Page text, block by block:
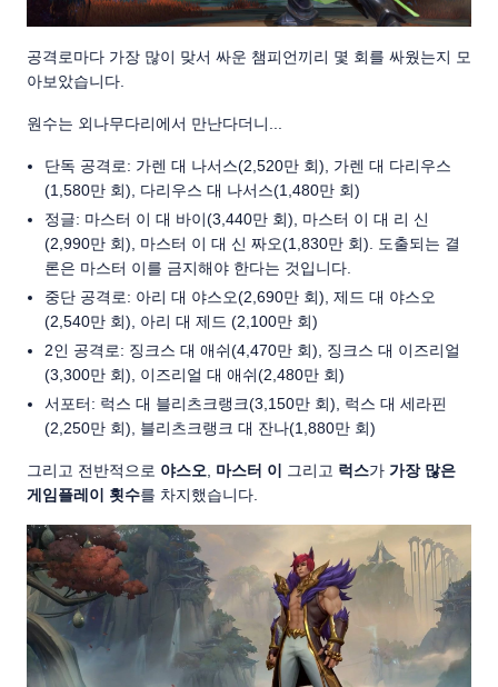
공격로마다 가장 많이 맞서 싸운 챔피언끼리 몇 회를 싸웠는지 모
아보았습니다.
원수는 외나무다리에서 만난다더니...
단독 공격로: 가렌 대 나서스(2,520만 회), 가렌 대 다리우스
(1,580만 회), 다리우스 대 나서스(1,480만 회)
정글: 마스터 이 대 바이(3,440만 회), 마스터 이 대 리 신
(2,990만 회), 마스터 이 대 신 짜오(1,830만 회). 도출되는 결
론은 마스터 이를 금지해야 한다는 것입니다.
중단 공격로: 아리 대 야스오(2,690만 회), 제드 대 야스오
(2,540만 회), 아리 대 제드 (2,100만 회)
2인 공격로: 징크스 대 애쉬(4,470만 회), 징크스 대 이즈리얼
(3,300만 회), 이즈리얼 대 애쉬(2,480만 회)
서포터: 럭스 대 블리츠크랭크(3,150만 회), 럭스 대 세라핀
(2,250만 회), 블리츠크랭크 대 잔나(1,880만 회)
그리고 전반적으로 야스오 마스터 이 그리고 럭스가 가장 많은
게임플레이 횟수를 차지했습니다.